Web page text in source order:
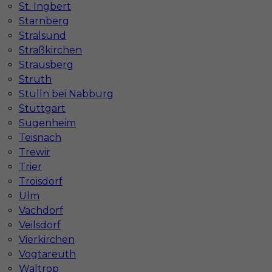
St. Ingbert
Starnberg
Stralsund
Straßkirchen
Strausberg
Struth
Stulln bei Nabburg
Stuttgart
Sugenheim
Teisnach
Trewir
Trier
Troisdorf
Ulm
Vachdorf
Veilsdorf
Vierkirchen
Vogtareuth
Waltrop
Praca Magdeburg